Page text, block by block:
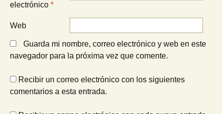
electrónico *
Web
Guarda mi nombre, correo electrónico y web en este
navegador para la próxima vez que comente.
Recibir un correo electrónico con los siguientes
comentarios a esta entrada.